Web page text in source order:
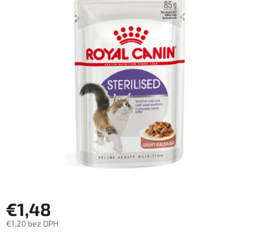
€1,48
€1,20 bez DPH